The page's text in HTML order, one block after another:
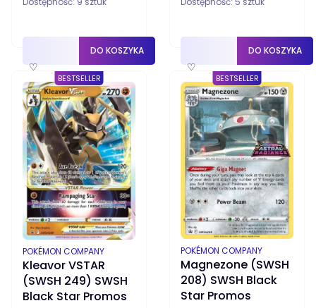
♡
DO KOSZYKA
♡
DO KOSZYKA
BESTSELLER
Kleavor VSTAR
(SWSH 249) SWSH
Black Star Promos
PRODUCENT
POKÉMON COMPANY
BESTSELLER
Magnezone (SWSH
208) SWSH Black
Star Promos
PRODUCENT
POKÉMON COMPANY